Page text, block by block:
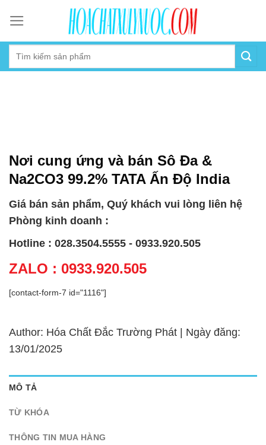
content
Nơi cung ứng và bán Sô Đa &
Na2CO3 99.2% TATA Ấn Độ India
Giá bán sản phẩm, Quý khách vui lòng liên hệ
Phòng kinh doanh :
Hotline : 028.3504.5555 - 0933.920.505
ZALO : 0933.920.505
[contact-form-7 id="1116"]
Author: Hóa Chất Đắc Trường Phát | Ngày đăng:
13/01/2025
MÔ TẢ
TỪ KHÓA
THÔNG TIN MUA HÀNG